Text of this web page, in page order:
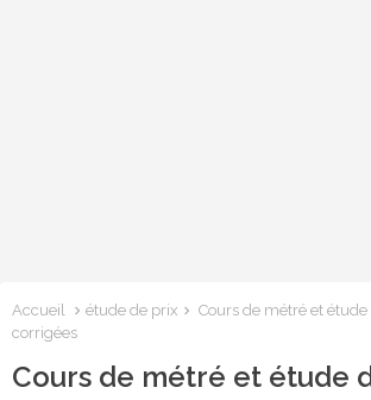
Accueil étude de prix
Cours de métré et
corrigées
Cours de métré et étude